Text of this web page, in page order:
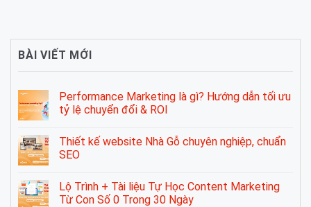
BÀI VIẾT MỚI
Performance Marketing là gì? Hướng dẫn tối ưu
tỷ lệ chuyển đổi & ROI
Thiết kế website Nhà Gỗ chuyên nghiệp, chuẩn
SEO
Lộ Trình + Tài liệu Tự Học Content Marketing
Từ Con Số 0 Trong 30 Ngày